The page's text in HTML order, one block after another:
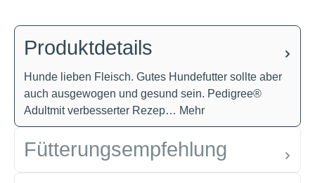
Produktdetails
Hunde lieben Fleisch. Gutes Hundefutter sollte aber
auch ausgewogen und gesund sein. Pedigree®
Adultmit verbesserter Rezep… Mehr
Fütterungsempfehlung